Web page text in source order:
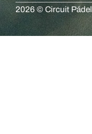
2026 © Circuit